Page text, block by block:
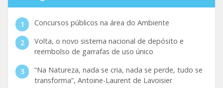
Concursos públicos na área do Ambiente
Volta, o novo sistema nacional de depósito e
reembolso de garrafas de uso único
“Na Natureza, nada se cria, nada se perde, tudo se
transforma”, Antoine-Laurent de Lavoisier